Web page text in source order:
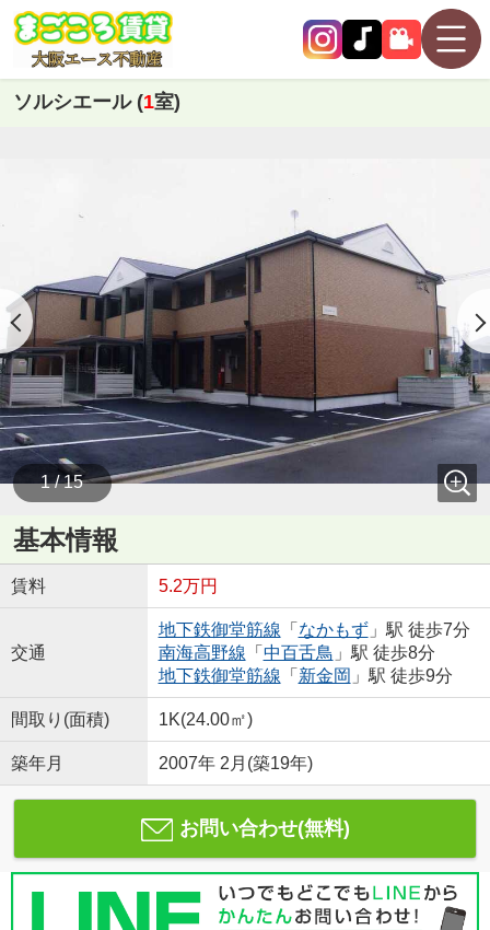
ソルシエール (1室)
1 / 15
基本情報
賃料 5.2万円
交通
地下鉄御堂筋線 「 なかもず」駅 徒歩7分
南海高野線 「 中百舌鳥 」駅 徒歩8分
地下鉄御堂筋線 「 新金岡 」駅 徒歩9分
間取り(面積) 1K(24.00㎡)
築年月 2007年 2月(築19年)
お問い合わせ(無料)